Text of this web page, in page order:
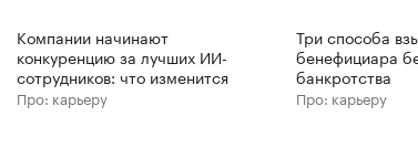
Компании начинают
конкуренцию за лучших ИИ-
сотрудников: что изменится
Про: карьеру
Три способа
бенефициара
банкротства
Про: карьеру